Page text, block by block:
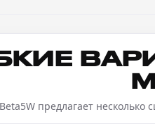
Beta5W предлагает